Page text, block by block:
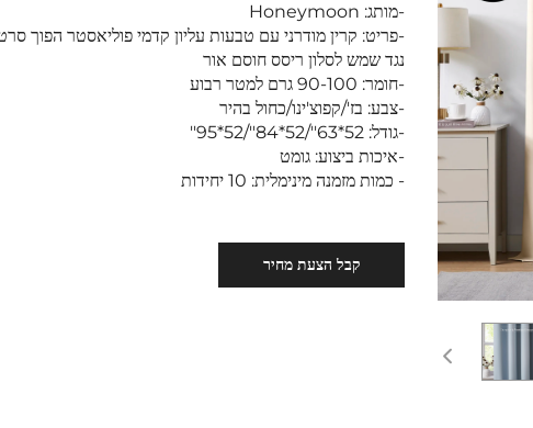
-מותג: Honeymoon
-פריט: קרין מודרני עם טבעות עליון קדמי פוליאסטר הפוך
נגד שמש לסלון ריסס חוסם אור
-חומר: 90-100 גרם למטר רבוע
-צבע: בז'/קפוצ'ינו/כחול בהיר
-גודל: 52*63''/52*84''/52*95''
-איכות ביצוע: גומט
- כמות מזמנה מינימלית: 10 יחידות
קבל הצעת מחיר